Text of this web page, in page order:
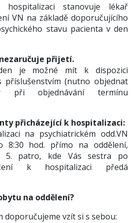
stanovuje lékař
VN na základě doporučujícího
stavu pacienta v den
přijetí.
je možné mít k dispozici
příslušenstvím (nutno objednat
při objednávání termínu
přicházející k hospitalizaci:
na psychiatrickém odd.VN
8:30 hod. přímo na oddělení,
5. patro, kde Vás sestra po
k hospitalizaci předá
na oddělení?
doporučujeme vzít si s sebou: